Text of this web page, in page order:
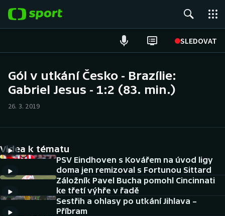
SLEDOVAT
Hokej
Cyklistika
DALŠÍ SPORTY
Americký fotbal
NEPŘEHLÉDNĚTE
Gól v utkání Česko - Brazílie:
Gabriel Jesus - 1:2 (83. min.)
26. 3. 2019
Videa k tématu
PSV Eindhoven s Kovářem na úvod ligy
doma jen remizoval s Fortunou Sittard
Záložník Pavel Bucha pomohl Cincinnati
ke třetí výhře v řadě
Sestřih a ohlasy po utkání Jihlava –
Příbram